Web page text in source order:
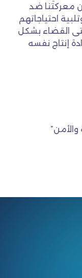
معركتنا ضد
احتياجاتهم
القضاء بشكل
إنتاج نفسه